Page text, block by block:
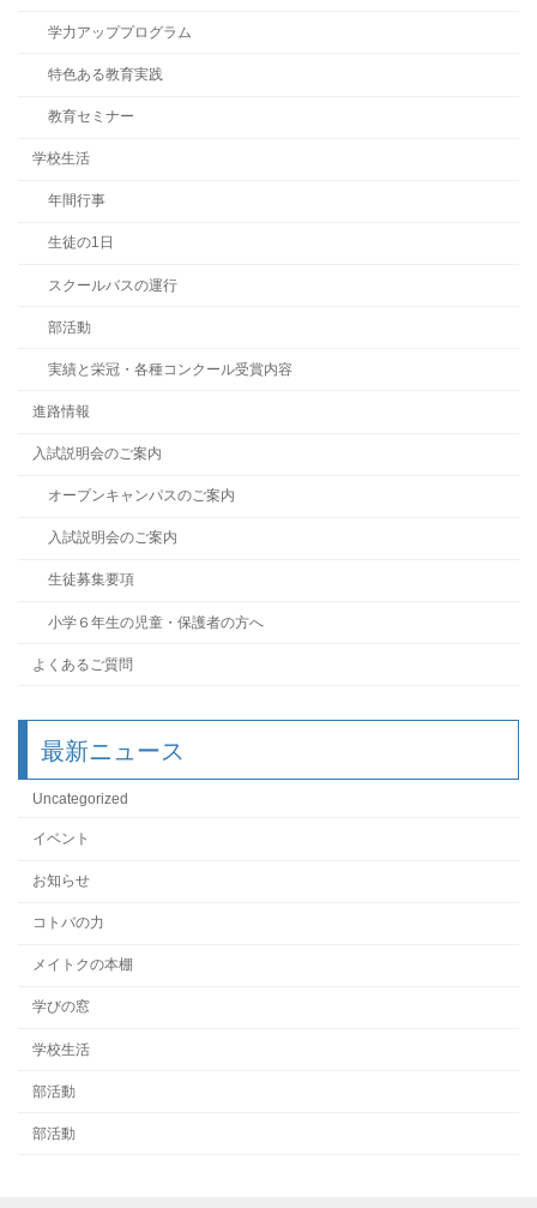
学力アッププログラム
特色ある教育実践
教育セミナー
学校生活
年間行事
生徒の1日
スクールバスの運行
部活動
実績と栄冠・各種コンクール受賞内容
進路情報
入試説明会のご案内
オープンキャンパスのご案内
入試説明会のご案内
生徒募集要項
小学６年生の児童・保護者の方へ
よくあるご質問
最新ニュース
Uncategorized
イベント
お知らせ
コトバの力
メイトクの本棚
学びの窓
学校生活
部活動
部活動